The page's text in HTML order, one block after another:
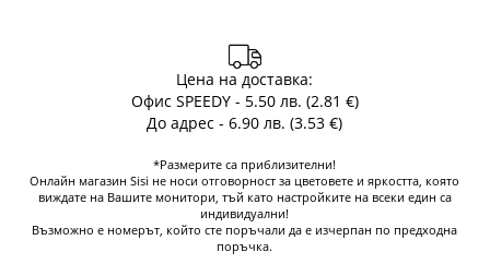
Цена на доставка:
Офис SPEEDY - 5.50 лв. (2.81 €)
До адрес - 6.90 лв. (3.53 €)
*Размерите са приблизителни!
Онлайн магазин Sisi не носи отговорност за цветовете и яркостта, която
виждате на Вашите монитори, тъй като настройките на всеки един са
индивидуални!
Възможно е номерът, който сте поръчали да е изчерпан по предходна
поръчка.